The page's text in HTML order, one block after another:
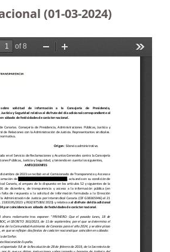
(01-03-2024)